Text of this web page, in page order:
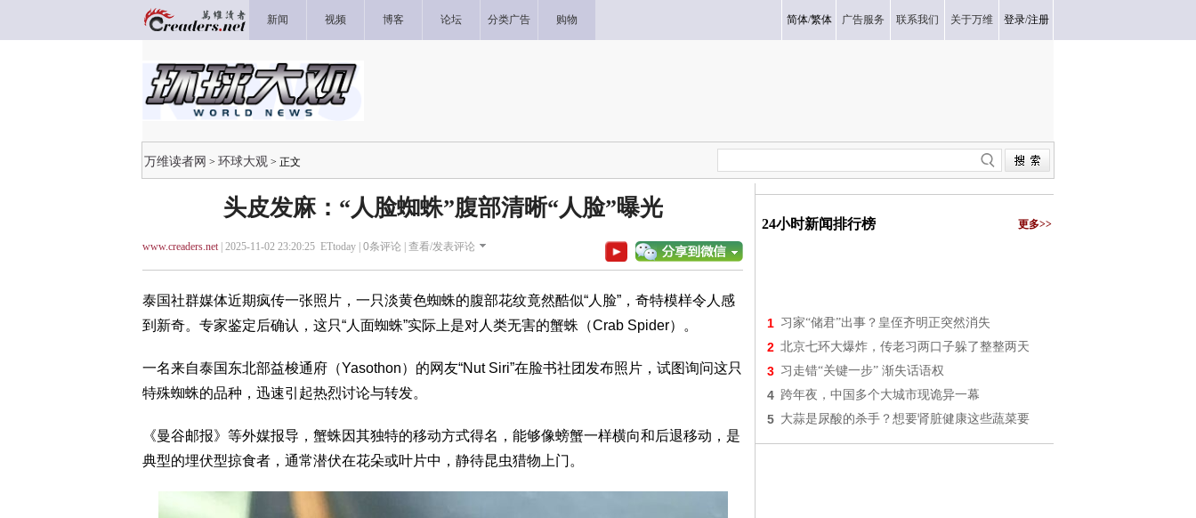
新闻 视频 博客 论坛 分类广告 购物 简体/繁体 广告服务 联系我们 关于万维 登录/注册
万维读者网 > 环球大观 > 正文
头皮发麻：“人脸蜘蛛”腹部清晰“人脸”曝光
www.creaders.net| 2025-11-02 23:20:25 ETtoday | 0条评论 | 查看/发表评论
泰国社群媒体近期疯传一张照片，一只淡黄色蜘蛛的腹部花纹竟然酷似“人脸”，奇特模样令人感
到新奇。专家鉴定后确认，这只“人面蜘蛛”实际上是对人类无害的蟹蛛（Crab Spider）。
一名来自泰国东北部益梭通府（Yasothon）的网友“Nut Siri”在脸书社团发布照片，试图询问这只
特殊蜘蛛的品种，迅速引起热烈讨论与转发。
《曼谷邮报》等外媒报导，蟹蛛因其独特的移动方式得名，能够像螃蟹一样横向和后退移动，是
典型的埋伏型掠食者，通常潜伏在花朵或叶片中，静待昆虫猎物上门。
24小时新闻排行榜 更多>>
1 习家“储君”出事？皇侄齐明正突然消失
2 北京七环大爆炸，传老习两口子躲了整整两天
3 习走错“关键一步” 渐失话语权
4 跨年夜，中国多个大城市现诡异一幕
5 大蒜是尿酸的杀手？想要肾脏健康这些蔬菜要